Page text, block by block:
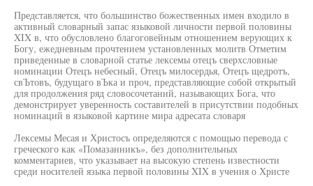
Представляется, что большинство божественных имен входило в
активный словарный запас языковой личности первой половины
XIX в, что обусловлено благоговейным отношением верующих к
Богу, ежедневным прочтением установленных молитв Отметим
приведенные в словарной статье лексемы отецъ сверхсловные
номинации Отецъ небесный, Отецъ милосердья, Отецъ щедротъ,
свЪтовъ, будущаго вЪка и проч, представляющие собой открытый
для продолжения ряд словосочетаний, называющих Бога, что
демонстрирует уверенность составителей в присутствии подобных
номинаций в языковой картине мира адресата словаря
Лексемы Месая и Христосъ определяются с помощью перевода с
греческого как «Помазанникъ», без дополнительных
комментариев, что указывает на высокую степень известности
среди носителей языка первой половины XIX в учения о Христе